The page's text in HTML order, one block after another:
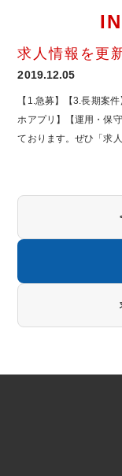
求人情報を更
2019.12.05
【1.急募】【3.長期案
ホアプリ】【運用・保
ております。ぜひ「求